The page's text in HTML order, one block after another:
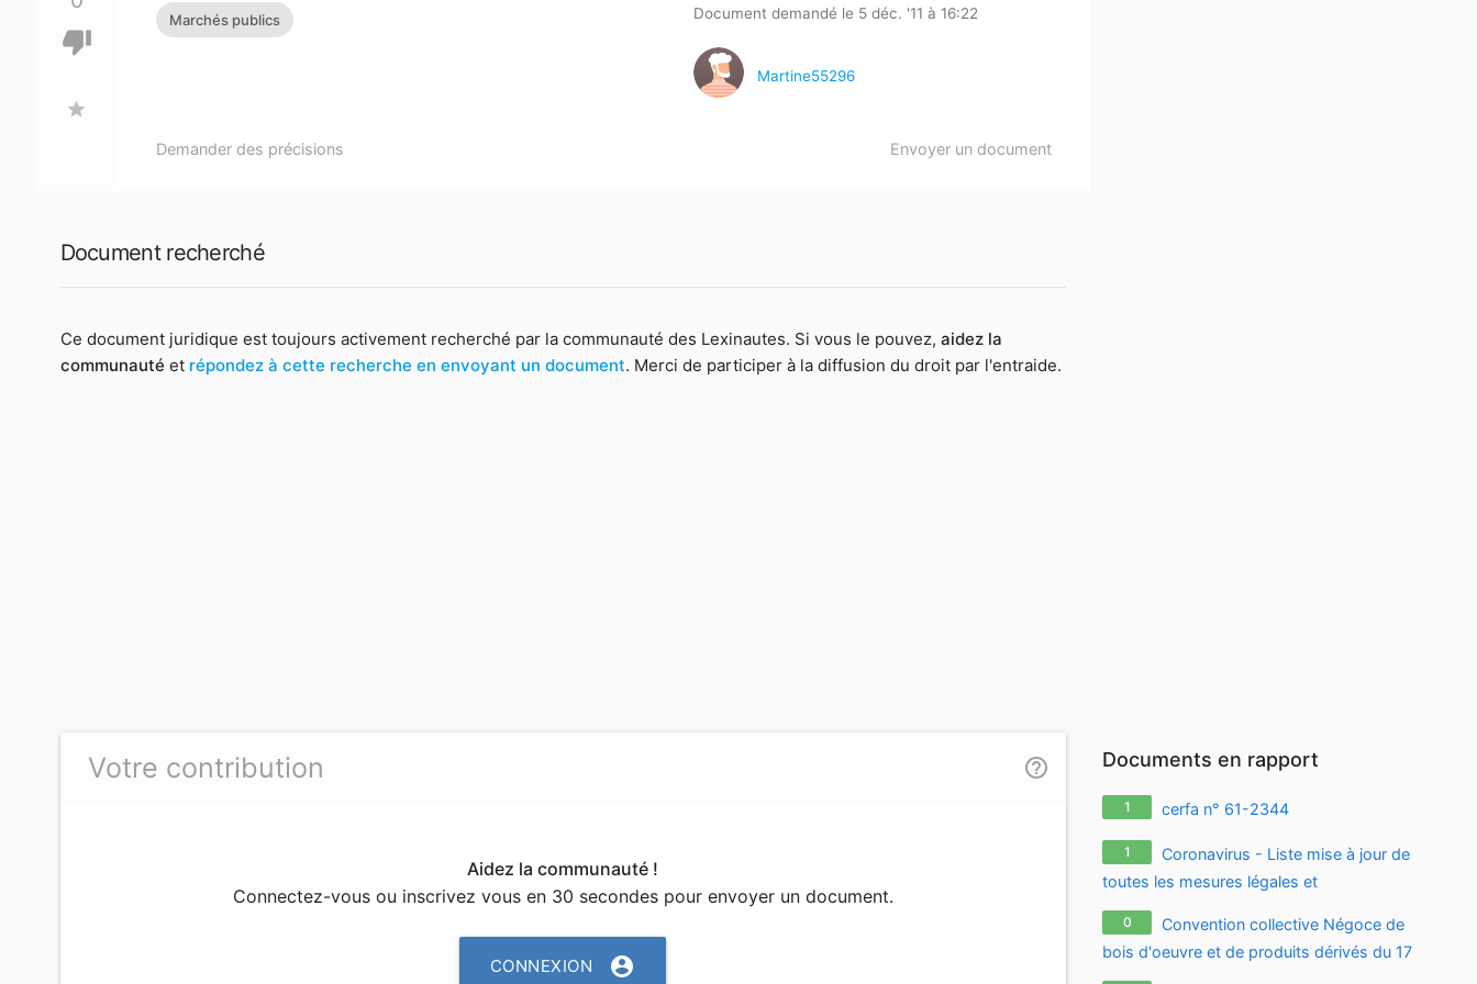
thumb_down
star
Marchés publics Document demandé le 5 déc. '11 à 16:22
Martine55296
Demander des précisions Envoyer un document
Document recherché
Ce document juridique est toujours activement recherché par la communauté des Lexinautes. Si vous le pouvez, aidez la
communauté et répondez à cette recherche en envoyant un document. Merci de participer à la diffusion du droit par l'entraide.
Votre contribution help_outline
Aidez la communauté !
Connectez-vous ou inscrivez vous en 30 secondes pour envoyer un document.
CONNEXION account_circle
Documents en rapport
1 cerfa n° 61-2344
1
Coronavirus - Liste mise à jour de
toutes les mesures légales et
réglementaires relatives à l'épidémie de
coronavirus / covid-19 / sars-cov-2
0
Convention collective Négoce de
bois d'oeuvre et de produits dérivés du 17
décembre 1996, à jour au 24.11.2009